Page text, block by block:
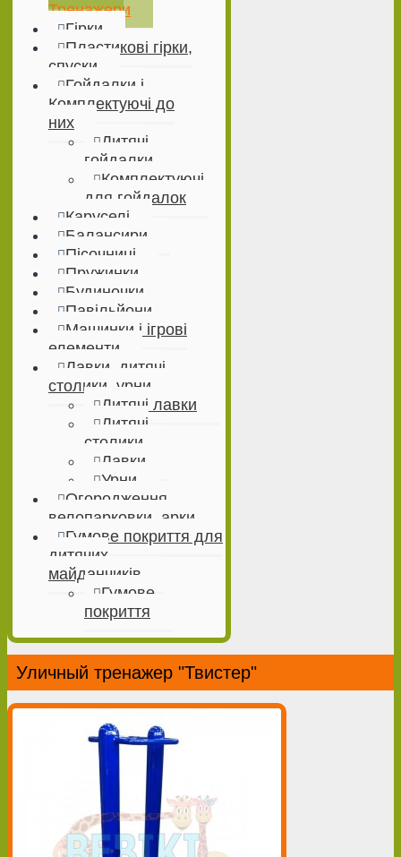
Тренажери
Гірки
Пластикові гірки,
спуски
Гойдалки і
Комплектуючі до
них
Дитячі
гойдалки
Комплектуючі
для гойдалок
Каруселі
Балансири
Пісочниці
Пружинки
Будиночки
Павільйони
Машинки і ігрові
елементи
Лавки, дитячі
столики, урни
Дитячі лавки
Дитячі
столики
Лавки
Урни
Огородження,
велопарковки, арки
Гумове покриття для
дитячих
майданчиків
Гумове
покриття
Уличный тренажер "Твистер"